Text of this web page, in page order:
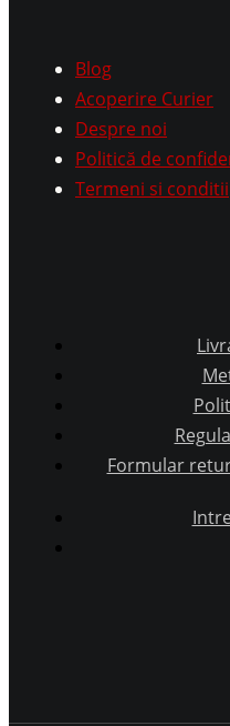
Blog
Acoperire Curier
Despre noi
Politică de
Termeni si conditii
Formular